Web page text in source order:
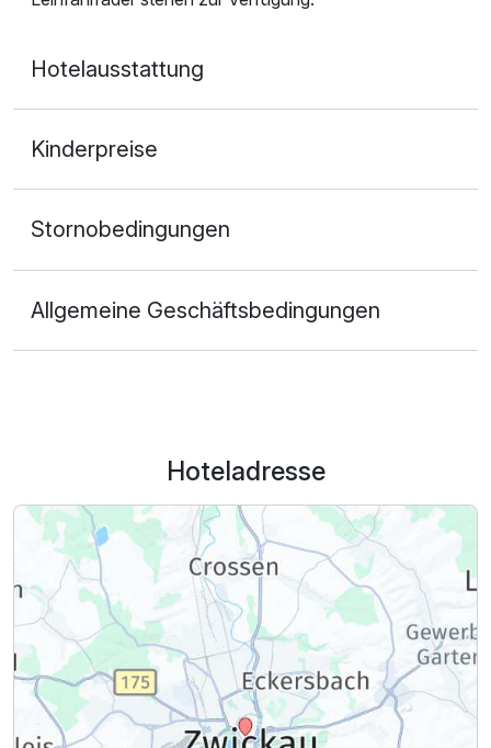
Hotelausstattung
Kinderpreise
Stornobedingungen
Allgemeine Geschäftsbedingungen
Hoteladresse